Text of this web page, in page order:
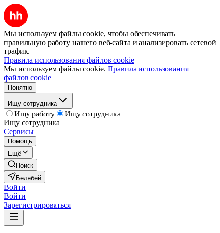
Мы используем файлы cookie, чтобы обеспечивать
правильную работу нашего веб-сайта и анализировать сетевой
трафик.
Правила использования файлов cookie
Мы используем файлы cookie. Правила использования
файлов cookie
Понятно
Ищу сотрудника
Ищу работу
Ищу сотрудника
Ищу сотрудника
Сервисы
Помощь
Ещё
Поиск
Белебей
Войти
Войти
Зарегистрироваться